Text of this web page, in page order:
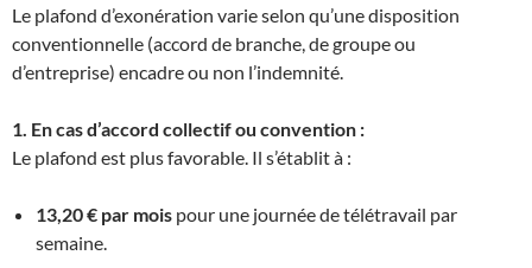
Le plafond d’exonération varie selon qu’une disposition
conventionnelle (accord de branche, de groupe ou
d’entreprise) encadre ou non l’indemnité.
1. En cas d’accord collectif ou convention :
Le plafond est plus favorable. Il s’établit à :
13,20 € par mois pour une journée de télétravail par
semaine.